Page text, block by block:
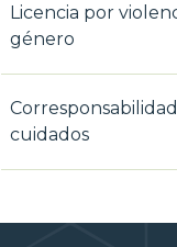
Licencia por
género
cuidados